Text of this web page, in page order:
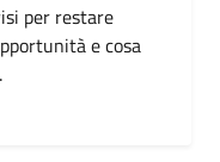
per restare
e cosa